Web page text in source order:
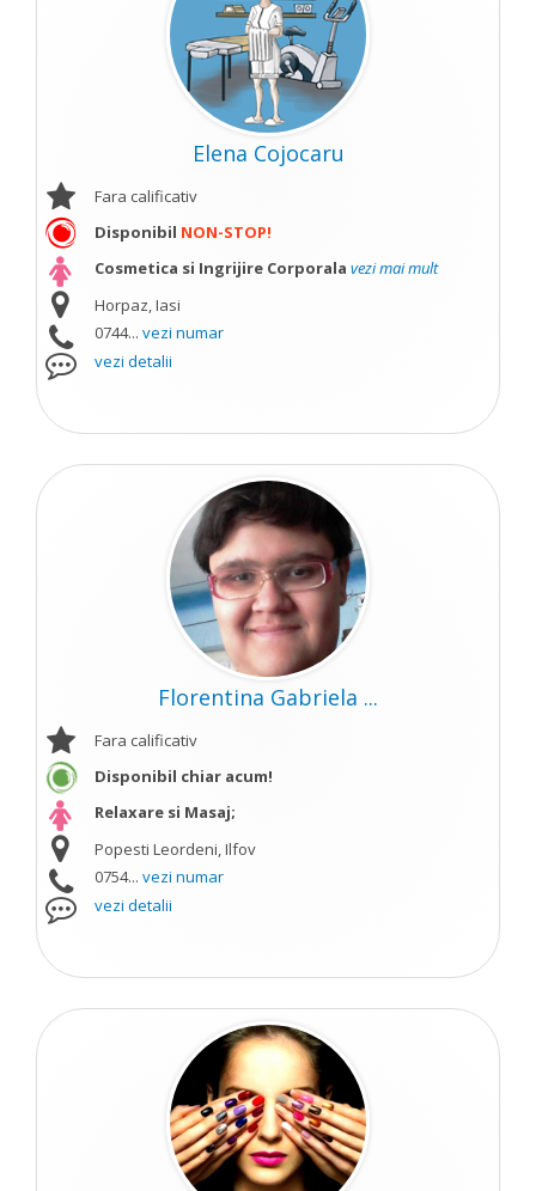
Elena Cojocaru
Fara calificativ
Disponibil NON-STOP!
Cosmetica si Ingrijire Corporala vezi mai mult
Horpaz, Iasi
0744... vezi numar
vezi detalii
Florentina Gabriela ...
Fara calificativ
Disponibil chiar acum!
Relaxare si Masaj;
Popesti Leordeni, Ilfov
0754... vezi numar
vezi detalii